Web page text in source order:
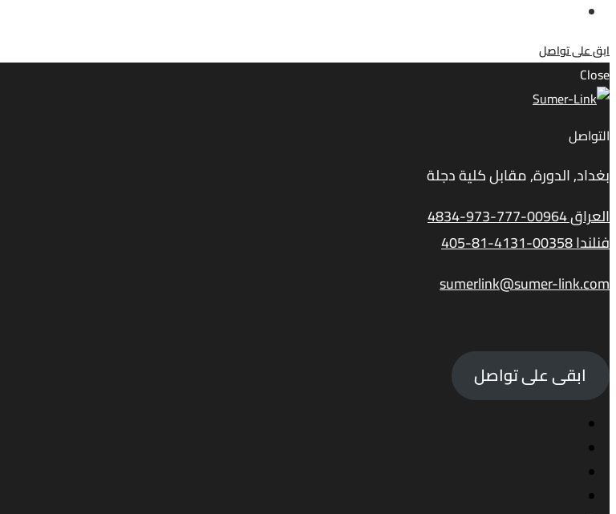
ابق على تواصل
Close
التواصل
بغداد, الدورة, مقابل كلية دجلة
العراق 00964-777-973-4834
فنلندا 00358-4131-81-405
sumerlink@sumer-link.com
ابقى على تواصل